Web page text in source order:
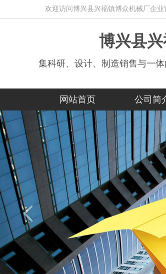
欢迎访问博兴县兴福镇博众机械厂企业
博兴县
集科研、设计、制造销售与一
网站首页 公司简